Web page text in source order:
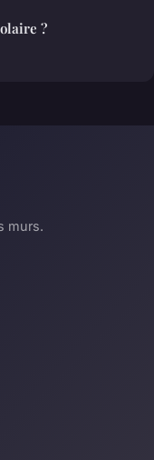
?
murs.